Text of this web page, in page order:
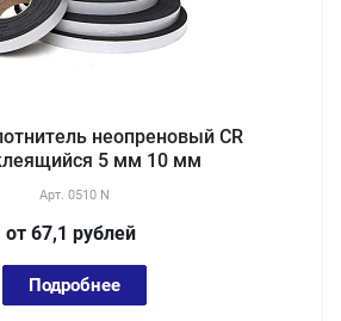
неопреновый CR
5 мм 10 мм
Арт. 0510 N
от 67,1 рублей
Подробнее